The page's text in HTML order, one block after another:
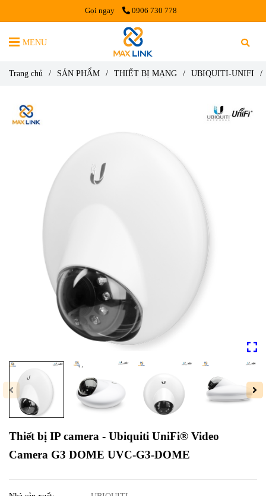
Gọi ngay 0906 730 778
MENU
Trang chủ / SẢN PHẨM / THIẾT BỊ MẠNG / UBIQUITI-UNIFI /
Thiết bị IP camera - Ubiquiti UniFi® Video
Camera G3 DOME UVC-G3-DOME